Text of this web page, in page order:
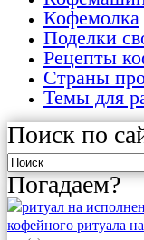
Кофемолка
Поделки
Рецепты
Страны
Темы для
Поиск по
Погадаем?
кофейного ритуала